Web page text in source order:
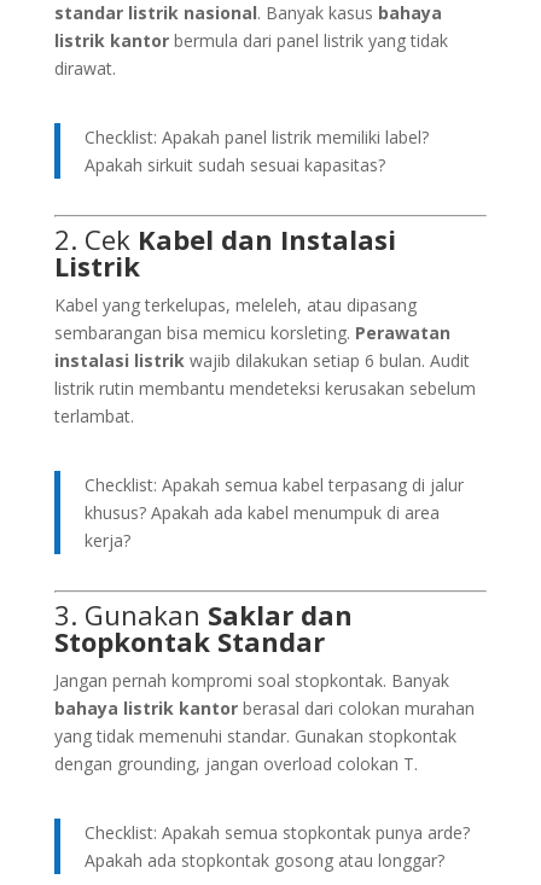
standar listrik nasional. Banyak kasus bahaya
listrik kantorbermula dari panel listrik yang tidak
dirawat.
Checklist: Apakah panel listrik memiliki label?
Apakah sirkuit sudah sesuai kapasitas?
2. Cek Kabel dan Instalasi
Listrik
Kabel yang terkelupas, meleleh, atau dipasang
sembarangan bisa memicu korsleting. Perawatan
instalasi listrikwajib dilakukan setiap 6 bulan. Audit
listrik rutin membantu mendeteksi kerusakan sebelum
terlambat.
Checklist: Apakah semua kabel terpasang di jalur
khusus? Apakah ada kabel menumpuk di area
kerja?
3. Gunakan Saklar dan
Stopkontak Standar
Jangan pernah kompromi soal stopkontak. Banyak
bahaya listrik kantorberasal dari colokan murahan
yang tidak memenuhi standar. Gunakan stopkontak
dengan grounding, jangan overload colokan T.
Checklist: Apakah semua stopkontak punya arde?
Apakah ada stopkontak gosong atau longgar?